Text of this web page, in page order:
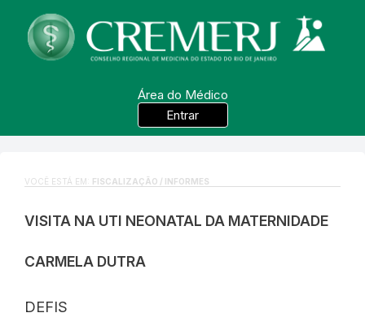
Área do Médico
Entrar
VOCÊ ESTÁ EM: FISCALIZAÇÃO / INFORMES
VISITA NA UTI NEONATAL DA MATERNIDADE
CARMELA DUTRA
DEFIS